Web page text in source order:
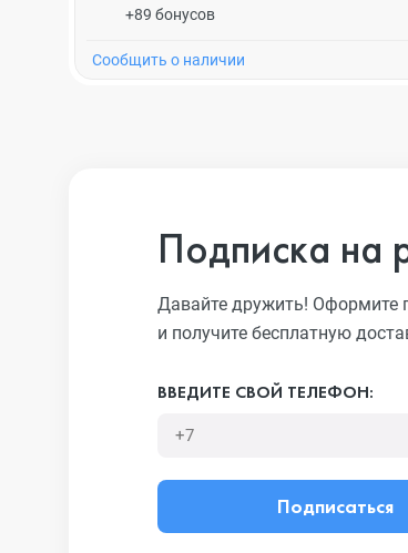
+89 бонусов
Cообщить о наличии
Подписка на
Давайте дружить! Оформите
и получите бесплатную
ВВЕДИТЕ СВОЙ ТЕЛЕФОН:
Подписаться